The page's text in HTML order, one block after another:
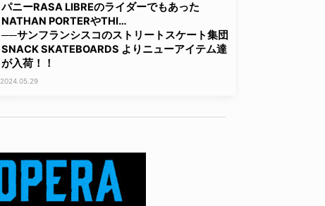
パニーRASA LIBREのライダーでもあった
NATHAN PORTERやTHI…
──サンフランシスコのストリートスケート集団
SNACK SKATEBOARDS よりニューアイテム達
が入荷！！
2024.05.29